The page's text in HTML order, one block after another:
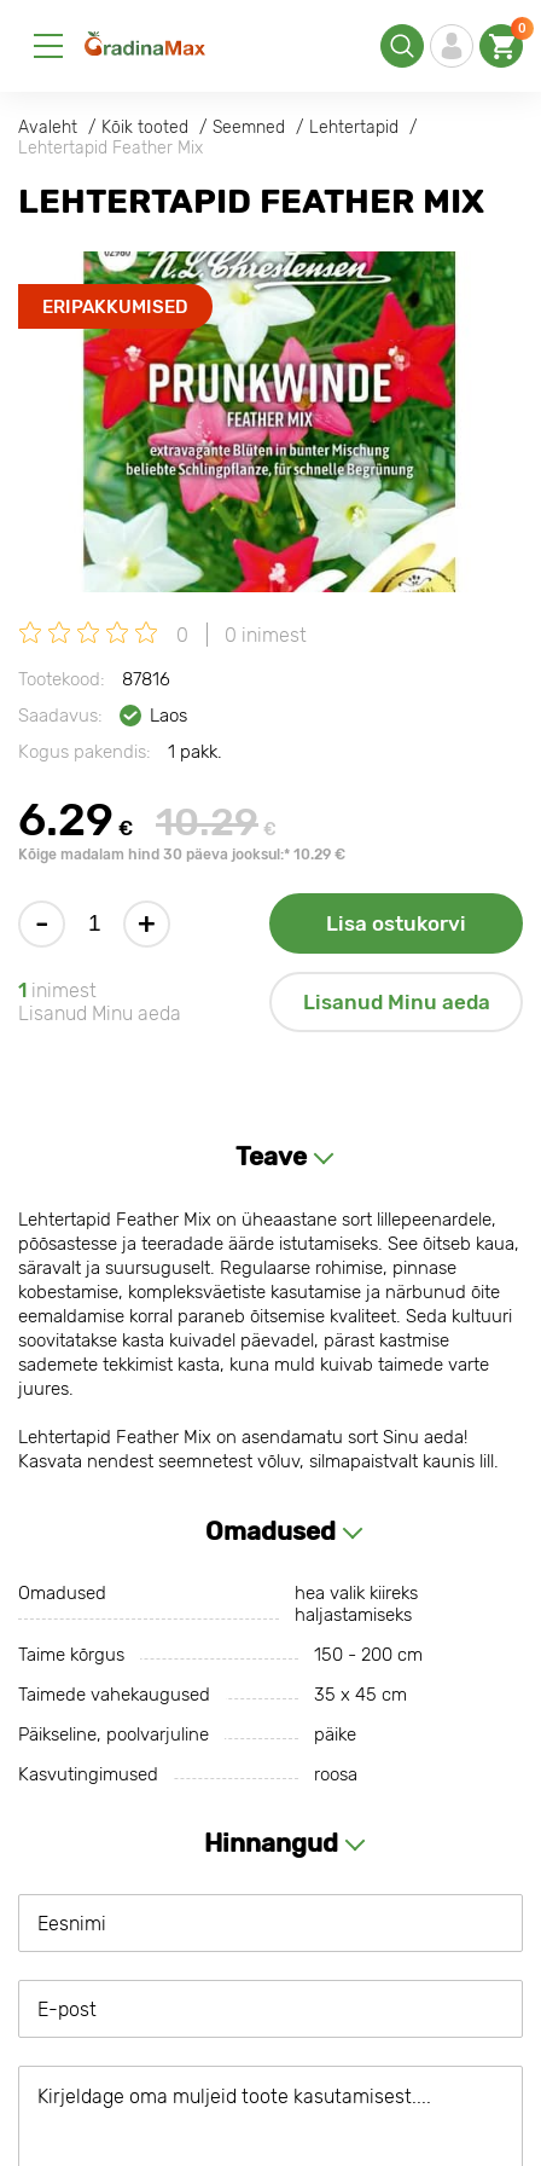
0
Avaleht Kõik tooted Seemned
Lehtertapid
Lehtertapid Feather Mix
LEHTERTAPID FEATHER MIX
ERIPAKKUMISED
0 0 inimest
Tootekood:
87816
Saadavus:
Laos
Kogus pakendis:
1 pakk.
6.29 € 10.29 €
Kõige madalam hind 30 päeva jooksul:* 10.29 €
- + Lisa ostukorvi
1 inimest
Lisanud Minu aeda
Lisanud Minu aeda
Teave
Lehtertapid Feather Mix on üheaastane sort lillepeenardele,
põõsastesse ja teeradade äärde istutamiseks. See õitseb kaua,
säravalt ja suursuguselt. Regulaarse rohimise, pinnase
kobestamise, kompleksväetiste kasutamise ja närbunud õite
eemaldamise korral paraneb õitsemise kvaliteet. Seda kultuuri
soovitatakse kasta kuivadel päevadel, pärast kastmise
sademete tekkimist kasta, kuna muld kuivab taimede varte
juures.
Lehtertapid Feather Mix on asendamatu sort Sinu aeda!
Kasvata nendest seemnetest võluv, silmapaistvalt kaunis lill.
Omadused
Omadused
hea valik kiireks
haljastamiseks
Taime kõrgus
150 - 200 cm
Taimede vahekaugused
35 х 45 cm
Päikseline, poolvarjuline
päike
Kasvutingimused
roosa
Hinnangud